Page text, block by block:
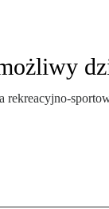
rekreacyjno-